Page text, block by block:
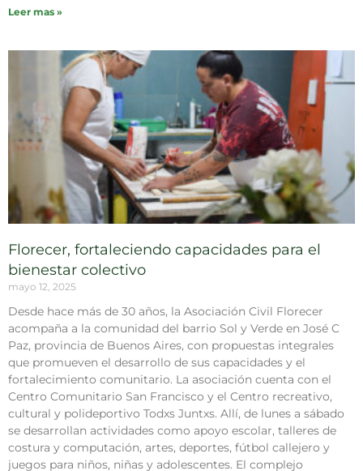
Leer mas »
Florecer, fortaleciendo capacidades para el
bienestar colectivo
mayo 12, 2025
Desde hace más de 30 años, la Asociación Civil Florecer
acompaña a la comunidad del barrio Sol y Verde en José C
Paz, provincia de Buenos Aires, con propuestas integrales
que promueven el desarrollo de sus capacidades y el
fortalecimiento comunitario. La asociación cuenta con el
Centro Comunitario San Francisco y el Centro recreativo,
cultural y polideportivo Todxs Juntxs. Allí, de lunes a sábado
se desarrollan actividades como apoyo escolar, talleres de
costura y computación, artes, deportes, fútbol callejero y
juegos para niños, niñas y adolescentes. El complejo